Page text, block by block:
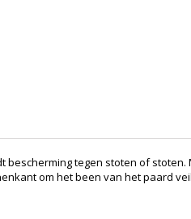
tegen stoten of
om het been van het paard